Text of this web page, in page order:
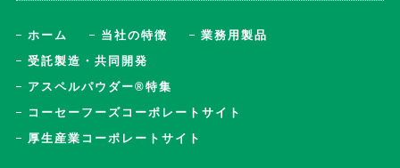
ホーム 当社の特徴
業務用製品
受託製造・共同開発
アスペルパウダー®特集
コーセーフーズコーポレートサイト
厚生産業コーポレートサイト